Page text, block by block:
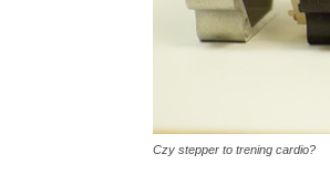
Czy stepper to trening cardio?